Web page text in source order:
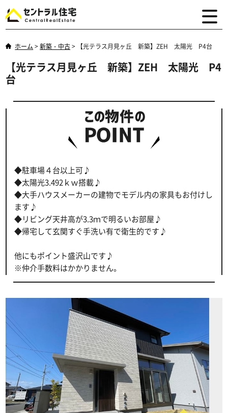
ホーム >新築・中古> 【光テラス月見ヶ丘 新築】ZEH 太陽光 P4台
【光テラス月見ヶ丘 新築】ZEH 太陽光 P4
台
◆駐車場４台以上可♪
◆太陽光3.492ｋｗ搭載♪
◆大手ハウスメーカーの建物でモデル内の家具もお付けし
ます♪
◆リビング天井高が3.3ｍで明るいお部屋♪
◆帰宅して玄関すぐ手洗い有で衛生的です♪
他にもポイント盛沢山です♪
※仲介手数料はかかりません。